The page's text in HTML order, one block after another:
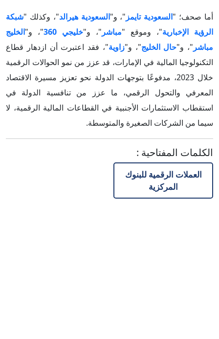
أما صحف؛ "السعودية تايمز "، و"السعودية هيرالد"، وكذلك "شبكة
الرؤية الإخبارية"، وموقع "مباشر "، و"خليجي 360 "، و"الخليج
مباشر "، و"حال الخليج"، و"زاوية"، فقد اعتبرت أن ازدهار قطاع
التكنولوجيا المالية في الإمارات، قد عزز من نمو الحوالات الرقمية
خلال 2023، مدفوعًا بتوجهات الدولة نحو تعزيز مسيرة الاقتصاد
المعرفي والتحول الرقمي، ما عزز من تنافسية الدولة في
استقطاب الاستثمارات الأجنبية في القطاعات المالية الرقمية، لا
سيما من الشركات الصغيرة والمتوسطة.
الكلمات المفتاحية :
العملات الرقمية للبنوك
المركزية